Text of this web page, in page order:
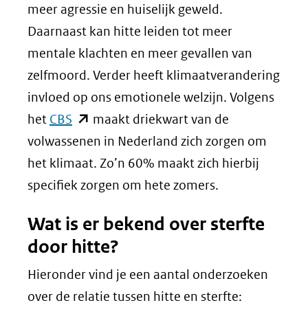
meer agressie en huiselijk geweld.
Daarnaast kan hitte leiden tot meer
mentale klachten en meer gevallen van
zelfmoord. Verder heeft klimaatverandering
invloed op ons emotionele welzijn. Volgens
het CBS (opent
in
nieuw
venster)
naar
een
andere
website)
maakt driekwart van de
volwassenen in Nederland zich zorgen om
het klimaat. Zo’n 60% maakt zich hierbij
specifiek zorgen om hete zomers.
Wat is er bekend over sterfte
door hitte?
Hieronder vind je een aantal onderzoeken
over de relatie tussen hitte en sterfte: